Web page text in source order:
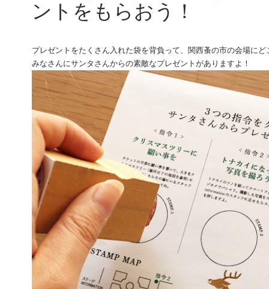
ントをもらおう！
プレゼントをたくさん入れた袋を背負って、関西蚤の市の会場に
みなさんにサンタさんからの素敵なプレゼントがありますよ！